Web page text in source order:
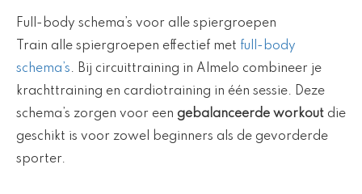
Full-body schema’s voor alle spiergroepen
Train alle spiergroepen effectief met full-body
schema’s. Bij circuittraining in Almelo combineer je
krachttraining en cardiotraining in één sessie. Deze
schema’s zorgen voor een gebalanceerde workout die
geschikt is voor zowel beginners als de gevorderde
sporter.